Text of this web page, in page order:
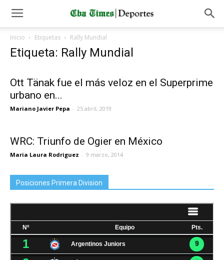
Inicio Etiquetas Rally Mundial
Etiqueta: Rally Mundial
Ott Tänak fue el más veloz en el Superprime
urbano en...
Mariano Javier Pepa - 25 abril, 2019
WRC: Triunfo de Ogier en México
Maria Laura Rodriguez - 9 marzo, 2014
Posiciones Primera Division